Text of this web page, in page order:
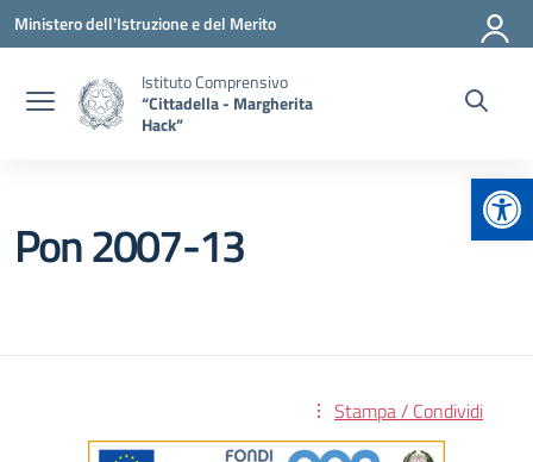
Vai ai contenuti
Vai al menu di navigazione
Vai al footer
Ministero dell'Istruzione e del Merito
Istituto Comprensivo
“Cittadella - Margherita
Hack”
Pon 2007-13
Stampa / Condividi